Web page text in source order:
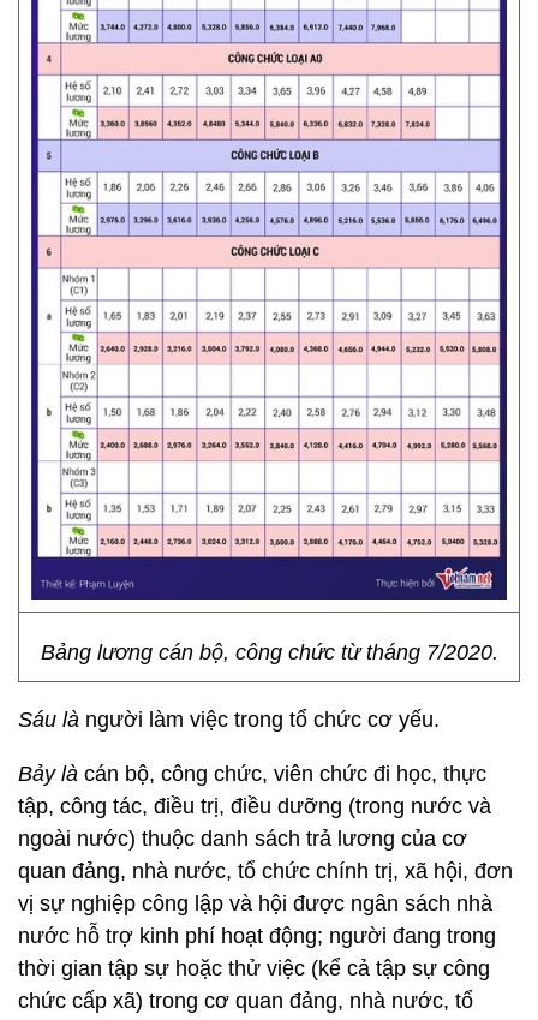
Bảng lương cán bộ, công chức từ tháng 7/2020.
Sáu là người làm việc trong tổ chức cơ yếu.
Bảy là cán bộ, công chức, viên chức đi học, thực
tập, công tác, điều trị, điều dưỡng (trong nước và
ngoài nước) thuộc danh sách trả lương của cơ
quan đảng, nhà nước, tổ chức chính trị, xã hội, đơn
vị sự nghiệp công lập và hội được ngân sách nhà
nước hỗ trợ kinh phí hoạt động; người đang trong
thời gian tập sự hoặc thử việc (kể cả tập sự công
chức cấp xã) trong cơ quan đảng, nhà nước, tổ